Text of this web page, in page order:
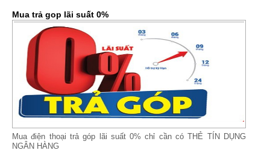
Mua trả gop lãi suất 0%
Mua điện thoại trả góp lãi suất 0% chỉ cần có THẺ TÍN DỤNG
NGÂN HÀNG